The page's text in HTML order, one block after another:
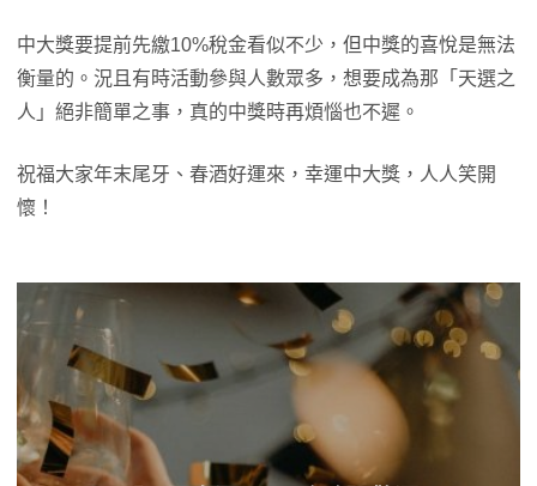
中大獎要提前先繳10%稅金看似不少，但中獎的喜悅是無法
衡量的。況且有時活動參與人數眾多，想要成為那「天選之
人」絕非簡單之事，真的中獎時再煩惱也不遲。
祝福大家年末尾牙、春酒好運來，幸運中大獎，人人笑開
懷！